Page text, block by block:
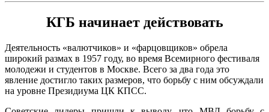
КГБ начинает действовать
Деятельность «валютчиков» и «фарцовщиков» обрела
широкий размах в 1957 году, во время Всемирного фестиваля
молодежи и студентов в Москве. Всего за два года это
явление достигло таких размеров, что борьбу с ним обсуждали
на уровне Президиума ЦК КПСС.